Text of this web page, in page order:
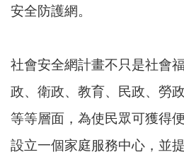
尋
蘆
竹
區
紹
安全防護網。
社會安全網計畫不只是社會
政、衛政、教育、民政、勞
等等層面，為使民眾可獲得
設立一個家庭服務中心，並